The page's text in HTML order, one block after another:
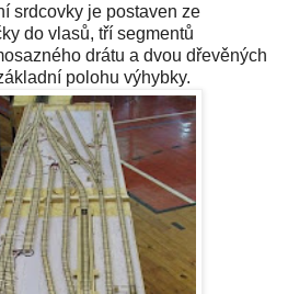
srdcovky je postaven ze
do vlasů, tří segmentů
drátu a dvou dřevěných
polohu výhybky.